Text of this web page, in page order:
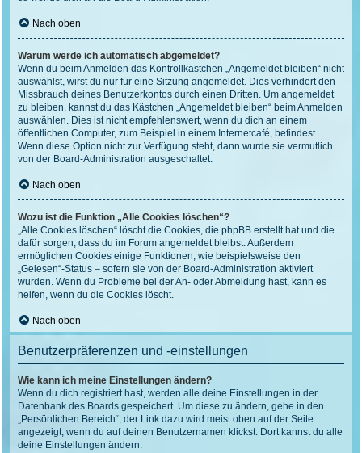
Nach oben
Warum werde ich automatisch abgemeldet?
Wenn du beim Anmelden das Kontrollkästchen „Angemeldet bleiben“ nicht
auswählst, wirst du nur für eine Sitzung angemeldet. Dies verhindert den
Missbrauch deines Benutzerkontos durch einen Dritten. Um angemeldet
zu bleiben, kannst du das Kästchen „Angemeldet bleiben“ beim Anmelden
auswählen. Dies ist nicht empfehlenswert, wenn du dich an einem
öffentlichen Computer, zum Beispiel in einem Internetcafé, befindest.
Wenn diese Option nicht zur Verfügung steht, dann wurde sie vermutlich
von der Board-Administration ausgeschaltet.
Nach oben
Wozu ist die Funktion „Alle Cookies löschen“?
„Alle Cookies löschen“ löscht die Cookies, die phpBB erstellt hat und die
dafür sorgen, dass du im Forum angemeldet bleibst. Außerdem
ermöglichen Cookies einige Funktionen, wie beispielsweise den
„Gelesen“-Status – sofern sie von der Board-Administration aktiviert
wurden. Wenn du Probleme bei der An- oder Abmeldung hast, kann es
helfen, wenn du die Cookies löscht.
Nach oben
Benutzerpräferenzen und -einstellungen
Wie kann ich meine Einstellungen ändern?
Wenn du dich registriert hast, werden alle deine Einstellungen in der
Datenbank des Boards gespeichert. Um diese zu ändern, gehe in den
„Persönlichen Bereich“; der Link dazu wird meist oben auf der Seite
angezeigt, wenn du auf deinen Benutzernamen klickst. Dort kannst du alle
deine Einstellungen ändern.